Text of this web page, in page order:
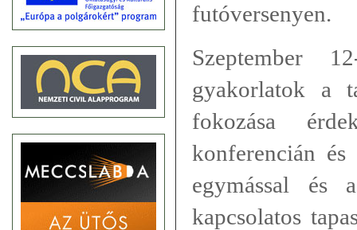
futóversenyen.
Szeptember
gyakorlatok a
fokozása
konferencián
egymással és
kapcsolatos